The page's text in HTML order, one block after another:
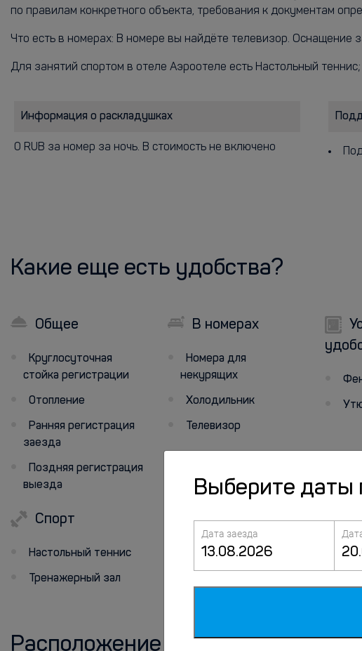
по правилам конкретного объекта, требования к документам
Что есть в номерах: В номере вы найдёте телевизор. Оснащение
Для занятий спортом в отеле Аэроотеле есть Настольный
Информация о раскладушках
0 RUB за номер за ночь. В стоимость не включено
Какие еще есть удобства?
Общее
Круглосуточная
стойка регистрации
Отопление
Ранняя регистрация
заезда
Поздняя регистрация
выезда
В номерах
Номера для
некурящих
Холодильник
Телевизор
Спорт
Настольный теннис
Тренажерный зал
Животные
Размещение с
домашними животными
не допускается
Расположение
Выберите даты
Дата заезда